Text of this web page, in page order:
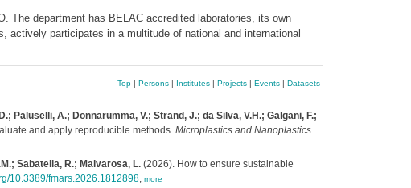
The department has BELAC accredited laboratories, its own
actively participates in a multitude of national and international
Top| Persons| Institutes| Projects| Events| Datasets
Paluselli, A.; Donnarumma, V.; Strand, J.; da Silva, V.H.; Galgani, F.;
and apply reproducible methods. Microplastics and Nanoplastics
Sabatella, R.; Malvarosa, L.(2026). How to ensure sustainable
10.3389/fmars.2026.1812898, more